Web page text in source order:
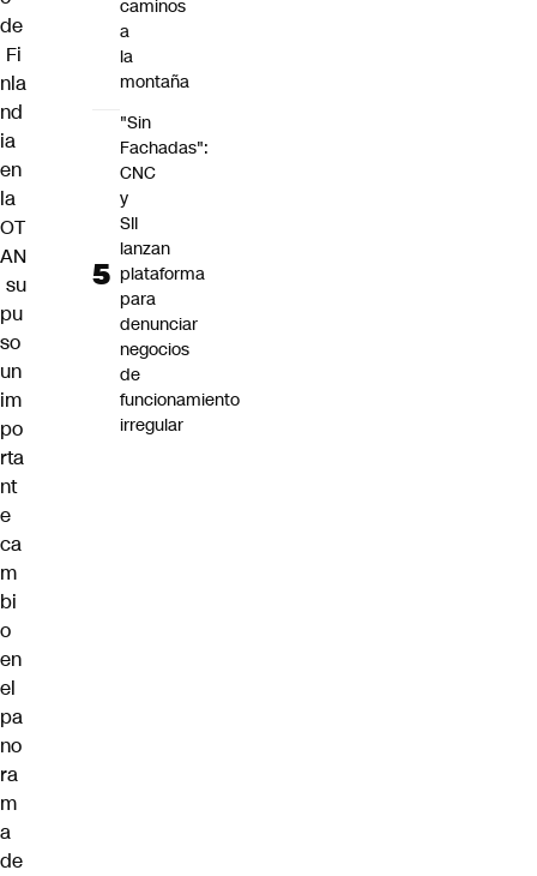
de
Fi
nla
nd
ia
en
la
OT
AN
su
pu
so
un
im
po
rta
nt
e
ca
m
bi
o
en
el
pa
no
ra
m
a
de
caminos
a
la
montaña
"Sin
Fachadas":
CNC
y
SII
lanzan
plataforma
para
denunciar
negocios
de
funcionamiento
irregular